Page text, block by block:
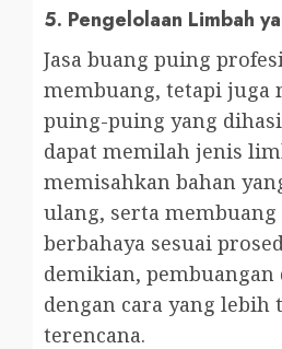
5. Pengelolaan Limbah
Jasa buang puing
membuang, tetapi juga
puing-puing yang
dapat memilah jenis
memisahkan bahan
ulang, serta
berbahaya sesuai
demikian,
dengan cara yang lebih
terencana.